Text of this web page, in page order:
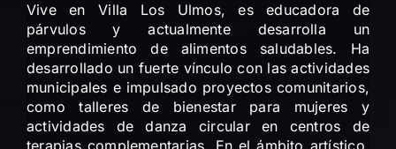
Vive en Villa Los Ulmos, es educadora de
párvulos y actualmente desarrolla un
emprendimiento de alimentos saludables. Ha
desarrollado un fuerte vínculo con las actividades
municipales e impulsado proyectos comunitarios,
como talleres de bienestar para mujeres y
actividades de danza circular en centros de